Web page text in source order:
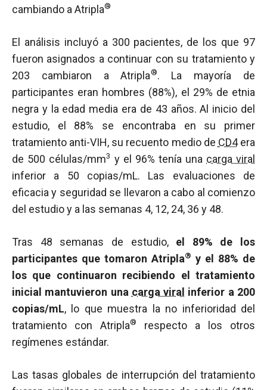
cambiando a Atripla®
El análisis incluyó a 300 pacientes, de los que 97
fueron asignados a continuar con su tratamiento y
203 cambiaron a Atripla®. La mayoría de
participantes eran hombres (88%), el 29% de etnia
negra y la edad media era de 43 años. Al inicio del
estudio, el 88% se encontraba en su primer
tratamiento anti-VIH, su recuento medio de CD4era
de 500 células/mm3 y el 96% tenía una carga viral
inferior a 50 copias/mL. Las evaluaciones de
eficacia y seguridad se llevaron a cabo al comienzo
del estudio y a las semanas 4, 12, 24, 36 y 48.
Tras 48 semanas de estudio, el 89% de los
participantes que tomaron Atripla® y el 88% de
los que continuaron recibiendo el tratamiento
inicial mantuvieron una carga viral inferior a 200
copias/mL, lo que muestra la no inferioridad del
tratamiento con Atripla®
respecto a los otros
regímenes estándar.
Las tasas globales de interrupción del tratamiento